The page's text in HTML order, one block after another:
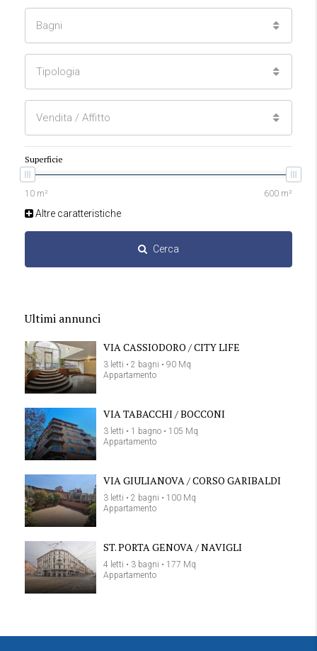
Bagni
Tipologia
Vendita / Affitto
Superficie
Altre caratteristiche
Cerca
Ultimi annunci
VIA CASSIODORO / CITY LIFE
3 letti • 2 bagni • 90 Mq
Appartamento
VIA TABACCHI / BOCCONI
3 letti • 1 bagno • 105 Mq
Appartamento
VIA GIULIANOVA / CORSO GARIBALDI
3 letti • 2 bagni • 100 Mq
Appartamento
ST. PORTA GENOVA / NAVIGLI
4 letti • 3 bagni • 177 Mq
Appartamento